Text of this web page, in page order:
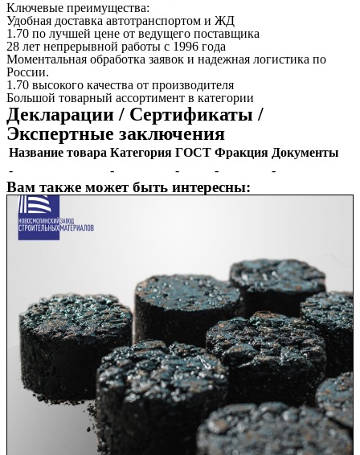
Ключевые преимущества:
Удобная доставка автотранспортом и ЖД
1.70 по лучшей цене от ведущего поставщика
28 лет непрерывной работы с 1996 года
Моментальная обработка заявок и надежная логистика по
России.
1.70 высокого качества от производителя
Большой товарный ассортимент в категории
Декларации / Сертификаты /
Экспертные заключения
Название товара Категория ГОСТ Фракция Документы
-
- - - -
Вам также может быть интересны: